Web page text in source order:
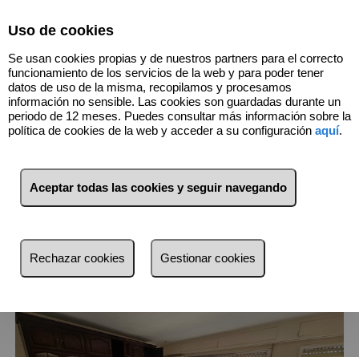
2 Inmuebles El Pla Del Real (València)
más reciente
Menos reciente
Baratos
Uso de cookies
Se usan cookies propias y de nuestros partners para el correcto
funcionamiento de los servicios de la web y para poder tener
datos de uso de la misma, recopilamos y procesamos
información no sensible. Las cookies son guardadas durante un
periodo de 12 meses. Puedes consultar más información sobre la
política de cookies de la web y acceder a su configuración aquí.
Aceptar todas las cookies y seguir navegando
Rechazar cookies Gestionar cookies